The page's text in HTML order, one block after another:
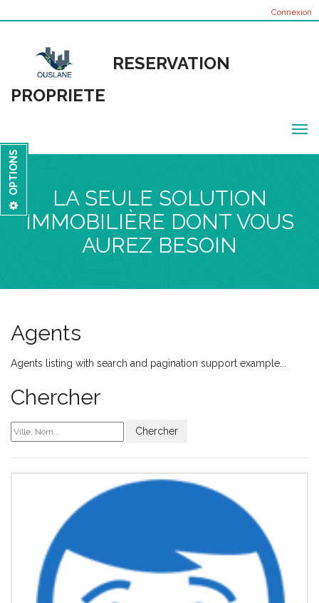
OPTIONS
Connexion
RESERVATION
PROPRIETE
Slider
Agents
LA SEULE SOLUTION
IMMOBILIÈRE DONT VOUS
AUREZ BESOIN
Agents
Agents listing with search and pagination support example...
Chercher
Chercher